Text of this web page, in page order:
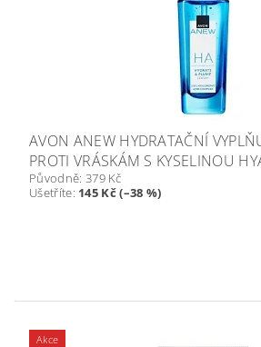
AVON ANEW HYDRATAČNÍ
PROTI VRÁSKÁM S KYSELINOU
Původně: 379 Kč
Ušetříte: 145 Kč (–38 %)
Akce